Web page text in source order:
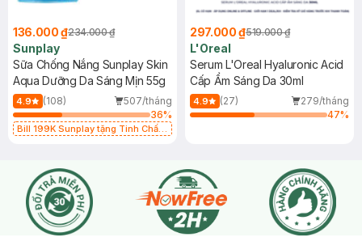
136.000 ₫234.000 ₫
Sunplay
Sữa Chống Nắng Sunplay Skin
Aqua Dưỡng Da Sáng Mịn 55g
4.9 (108)
507/tháng
36%
Bill 199K Sunplay tặng Tinh Chất
297.000 ₫519.000 ₫
L'Oreal
Serum L'Oreal Hyaluronic Acid
Cấp Ẩm Sáng Da 30ml
4.9 (27)
279/tháng
47%